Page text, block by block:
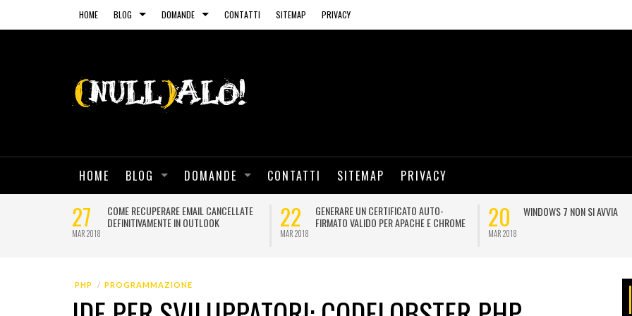
HOME BLOG DOMANDE CONTATTI SITEMAP PRIVACY
HOME BLOG DOMANDE CONTATTI SITEMAP PRIVACY
03
APR 2017
POSTFIX: COME IDENTIFICARE UNO
SCRIPT PHP CHE INVIA SPAM
15
FEB 2017
WINDOWS UPDATE BLOCCATO DURANTE
LA RICERCA: COME RISOLVERE
28
DIC 2016
MICROSOFT OFFICE:
PHP PROGRAMMAZIONE